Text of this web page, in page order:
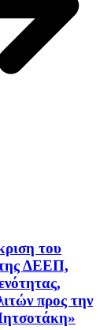
του
της ΔΕΕΠ,
προς την